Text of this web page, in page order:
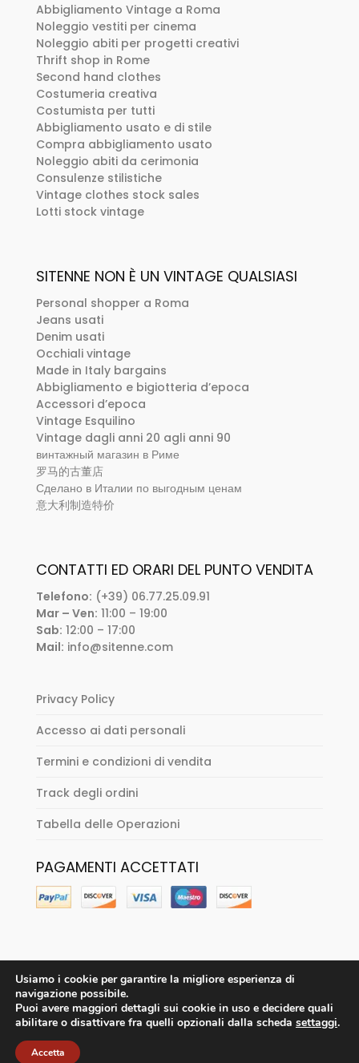
Abbigliamento Vintage a Roma
Noleggio vestiti per cinema
Noleggio abiti per progetti creativi
Thrift shop in Rome
Second hand clothes
Costumeria creativa
Costumista per tutti
Abbigliamento usato e di stile
Compra abbigliamento usato
Noleggio abiti da cerimonia
Consulenze stilistiche
Vintage clothes stock sales
Lotti stock vintage
SITENNE NON È UN VINTAGE QUALSIASI
Personal shopper a Roma
Jeans usati
Denim usati
Occhiali vintage
Made in Italy bargains
Abbigliamento e bigiotteria d’epoca
Accessori d’epoca
Vintage Esquilino
Vintage dagli anni 20 agli anni 90
винтажный магазин в Риме
罗马的古董店
Сделано в Италии по выгодным ценам
意大利制造特价
CONTATTI ED ORARI DEL PUNTO VENDITA
Telefono: (+39) 06.77.25.09.91
Mar – Ven: 11:00 – 19:00
Sab: 12:00 – 17:00
Mail: info@sitenne.com
Privacy Policy
Accesso ai dati personali
Termini e condizioni di vendita
Track degli ordini
Tabella delle Operazioni
PAGAMENTI ACCETTATI
Sitenne Vintage Store - solo su appuntamento
Usiamo i cookie per garantire la migliore esperienza di
navigazione possibile.
Puoi avere maggiori dettagli sui cookie in uso e decidere quali
abilitare o disattivare fra quelli opzionali dalla scheda settaggi.
Accetta